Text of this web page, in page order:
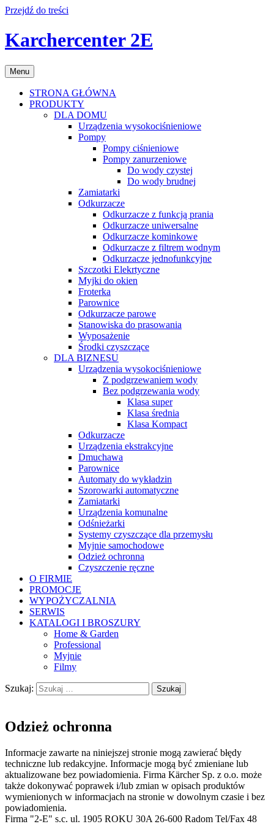
Przejdź do treści
Karchercenter 2E
Menu
STRONA GŁÓWNA
PRODUKTY
DLA DOMU
Urządzenia wysokociśnieniowe
Pompy
Pompy ciśnieniowe
Pompy zanurzeniowe
Do wody czystej
Do wody brudnej
Zamiatarki
Odkurzacze
Odkurzacze z funkcją prania
Odkurzacze uniwersalne
Odkurzacze kominkowe
Odkurzacze z filtrem wodnym
Odkurzacze jednofunkcyjne
Szczotki Elekrtyczne
Myjki do okien
Froterka
Parownice
Odkurzacze parowe
Stanowiska do prasowania
Wyposażenie
Środki czyszczące
DLA BIZNESU
Urządzenia wysokociśnieniowe
Z podgrzewaniem wody
Bez podgrzewania wody
Klasa super
Klasa średnia
Klasa Kompact
Odkurzacze
Urządzenia ekstrakcyjne
Dmuchawa
Parownice
Automaty do wykładzin
Szorowarki automatyczne
Zamiatarki
Urządzenia komunalne
Odśnieżarki
Systemy czyszczące dla przemysłu
Myjnie samochodowe
Odzież ochronna
Czyszczenie ręczne
O FIRMIE
PROMOCJE
WYPOŻYCZALNIA
SERWIS
KATALOGI I BROSZURY
Home & Garden
Professional
Myjnie
Filmy
Szukaj:
Odzież ochronna
Informacje zawarte na niniejszej stronie mogą zawierać błędy
techniczne lub redakcyjne. Informacje mogą być zmieniane lub
aktualizowane bez powiadomienia. Firma Kärcher Sp. z o.o. może
także dokonywać poprawek i/lub zmian w opisach produktów
wymienionych w informacjach na stronie w dowolnym czasie i bez
powiadomienia.
Firma "2-E" s.c. ul. 1905 ROKU 30A 26-600 Radom Tel/Fax 48